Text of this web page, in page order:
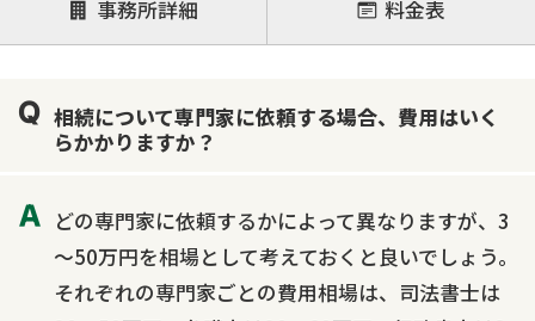
遺言書作成・遺言執行
相続放棄
相続登記
相続手続き
銀行手続き
家族信託
成年後見・任意後見
相続トラブル
事務所詳細 料金表
相続について専門家に依頼する場合、費用はいく
らかかりますか？
どの専門家に依頼するかによって異なりますが、3
～50万円を相場として考えておくと良いでしょう。
それぞれの専門家ごとの費用相場は、司法書士は